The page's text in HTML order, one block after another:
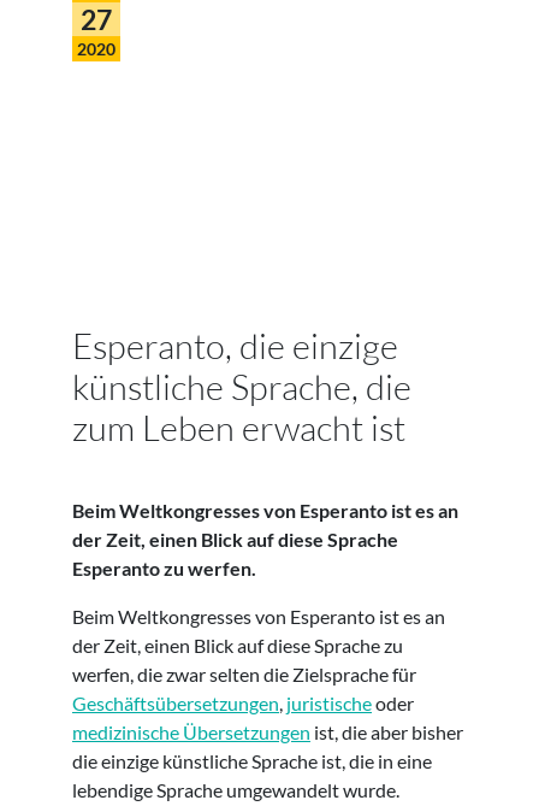
27
2020
Esperanto, die einzige
künstliche Sprache, die
zum Leben erwacht ist
Beim Weltkongresses von Esperanto ist es an
der Zeit, einen Blick auf diese Sprache
Esperanto zu werfen.
Beim Weltkongresses von Esperanto ist es an
der Zeit, einen Blick auf diese Sprache zu
werfen, die zwar selten die Zielsprache für
Geschäftsübersetzungen, juristischeoder
medizinische Übersetzungen ist, die aber bisher
die einzige künstliche Sprache ist, die in eine
lebendige Sprache umgewandelt wurde.